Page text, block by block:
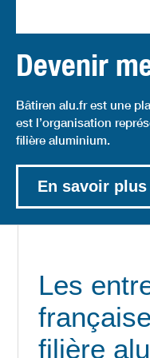
Devenir
Bâtiren alu.fr est une
est l’organisation
filière aluminium.
En savoir plus
Les
filière